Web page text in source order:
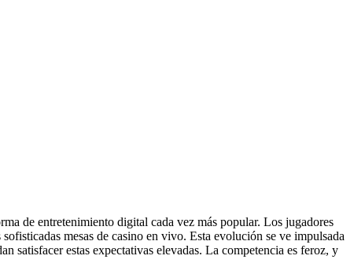
de entretenimiento digital cada vez más popular. Los jugadores
mesas de casino en vivo. Esta evolución se ve impulsada
satisfacer estas expectativas elevadas. La competencia es feroz, y